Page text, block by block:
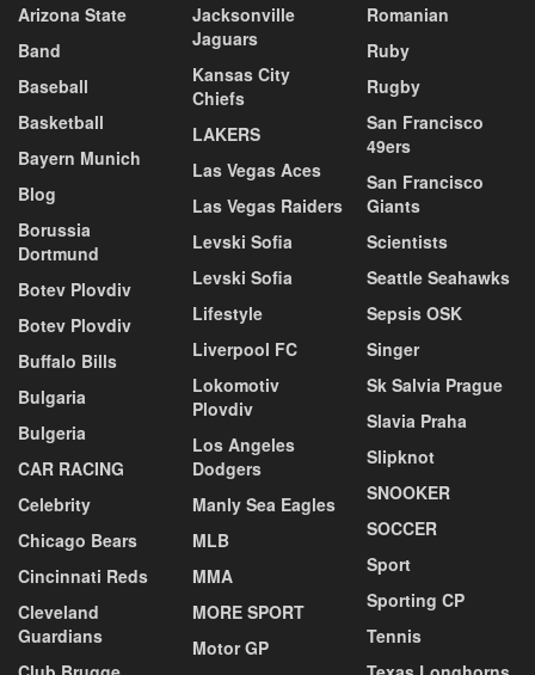
Arizona State
Band
Baseball
Basketball
Bayern Munich
Blog
Borussia
Dortmund
Botev Plovdiv
Botev Plovdiv
Buffalo Bills
Bulgaria
Bulgeria
CAR RACING
Celebrity
Chicago Bears
Cincinnati Reds
Cleveland
Guardians
Jacksonville
Jaguars
Kansas City
Chiefs
LAKERS
Las Vegas Aces
Las Vegas Raiders
Levski Sofia
Levski Sofia
Lifestyle
Liverpool FC
Lokomotiv
Plovdiv
Los Angeles
Dodgers
Manly Sea Eagles
MLB
MMA
MORE SPORT
Motor GP
Romanian
Ruby
Rugby
San Francisco
49ers
San Francisco
Giants
Scientists
Seattle Seahawks
Sepsis OSK
Singer
Sk Salvia Prague
Slavia Praha
Slipknot
SNOOKER
SOCCER
Sport
Sporting CP
Tennis